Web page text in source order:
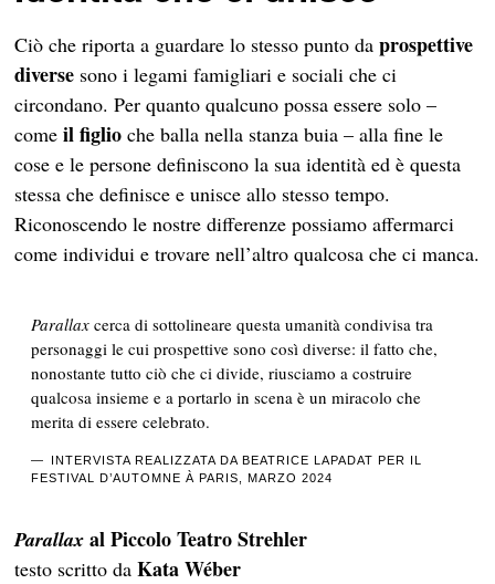
Ciò che riporta a guardare lo stesso punto daprospettive
diverse sono i legami famigliari e sociali che ci
circondano. Per quanto qualcuno possa essere solo –
come il figlio che balla nella stanza buia – alla fine le
cose e le persone definiscono la sua identità ed è questa
stessa che definisce e unisce allo stesso tempo.
Riconoscendo le nostre differenze possiamo affermarci
come individui e trovare nell’altro qualcosa che ci manca.
Parallax cerca di sottolineare questa umanità condivisa tra
personaggi le cui prospettive sono così diverse: il fatto che,
nonostante tutto ciò che ci divide, riusciamo a costruire
qualcosa insieme e a portarlo in scena è unmiracolo che
merita di essere celebrato.
INTERVISTA REALIZZATA DA BEATRICE LAPADAT PER IL
FESTIVAL D’AUTOMNE À PARIS, MARZO 2024
Parallax al Piccolo Teatro Strehler
testo scritto daKata Wéber